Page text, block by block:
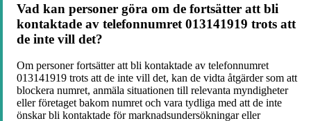
Vad kan personer göra om de fortsätter att bli
kontaktade av telefonnumret 013141919 trots att
de inte vill det?
Om personer fortsätter att bli kontaktade av telefonnumret
013141919 trots att de inte vill det, kan de vidta åtgärder som att
blockera numret, anmäla situationen till relevanta myndigheter
eller företaget bakom numret och vara tydliga med att de inte
önskar bli kontaktade för marknadsundersökningar eller